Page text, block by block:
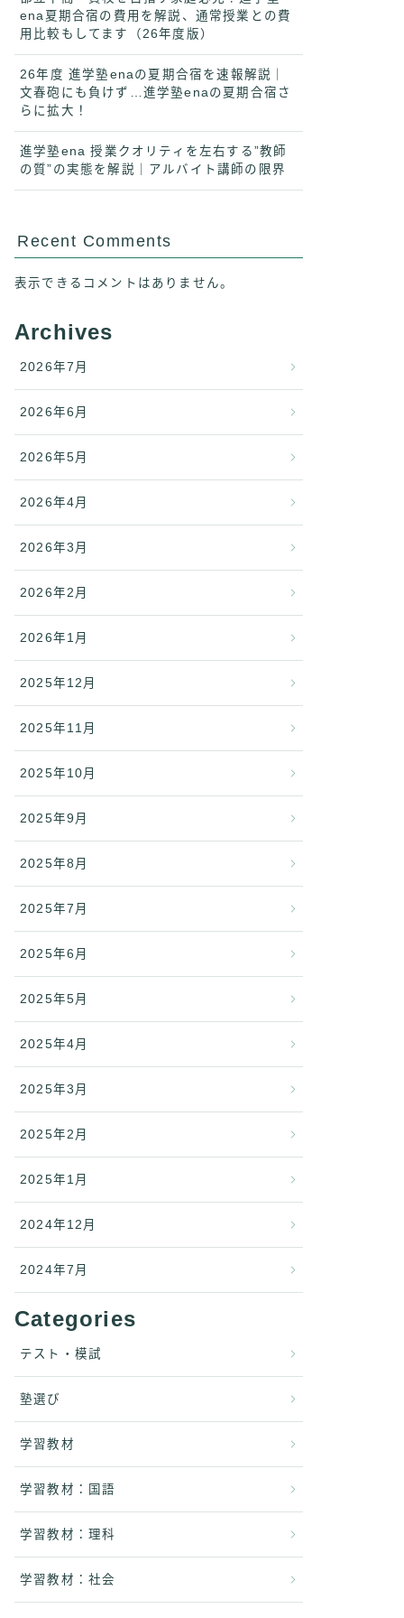
ena夏期合宿の費用を解説、通常授業との費
用比較もしてます（26年度版）
26年度 進学塾enaの夏期合宿を速報解説｜
文春砲にも負けず…進学塾enaの夏期合宿さ
らに拡大！
進学塾ena 授業クオリティを左右する”教師
の質”の実態を解説｜アルバイト講師の限界
Recent Comments
表示できるコメントはありません。
Archives
2026年7月
2026年6月
2026年5月
2026年4月
2026年3月
2026年2月
2026年1月
2025年12月
2025年11月
2025年10月
2025年9月
2025年8月
2025年7月
2025年6月
2025年5月
2025年4月
2025年3月
2025年2月
2025年1月
2024年12月
2024年7月
Categories
テスト・模試
塾選び
学習教材
学習教材：国語
学習教材：理科
学習教材：社会